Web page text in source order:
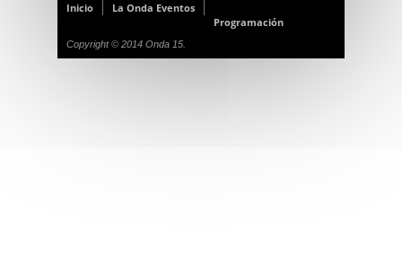
Inicio
La Onda Eventos
Programación
Copyright © 2014 Onda 15.